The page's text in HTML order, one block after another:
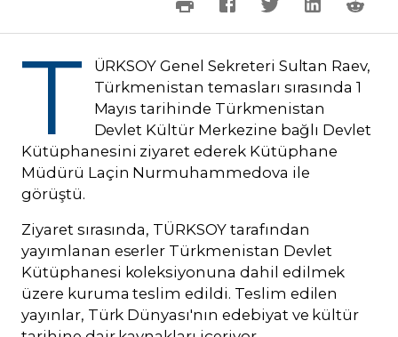
T
ÜRKSOY Genel Sekreteri Sultan Raev,
Türkmenistan temasları sırasında 1
Mayıs tarihinde Türkmenistan
Devlet Kültür Merkezine bağlı Devlet
Kütüphanesini ziyaret ederek Kütüphane
Müdürü Laçin Nurmuhammedova ile
görüştü.
Ziyaret sırasında, TÜRKSOY tarafından
yayımlanan eserler Türkmenistan Devlet
Kütüphanesi koleksiyonuna dahil edilmek
üzere kuruma teslim edildi. Teslim edilen
yayınlar, Türk Dünyası'nın edebiyat ve kültür